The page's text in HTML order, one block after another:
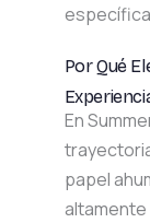
Por Qué
En
papel
altamente